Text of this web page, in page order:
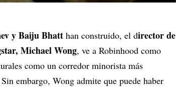
y Baiju Bhatt han construido, el director de
Michael Wong, ve a Robinhood como
como un corredor minorista más
embargo, Wong admite que puede haber